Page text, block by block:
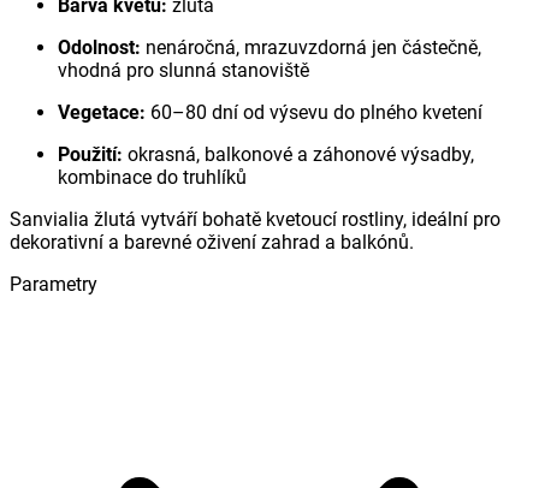
Barva květů: žlutá
Odolnost: nenáročná, mrazuvzdorná jen částečně,
vhodná pro slunná stanoviště
Vegetace: 60–80 dní od výsevu do plného kvetení
Použití: okrasná, balkonové a záhonové výsadby,
kombinace do truhlíků
Sanvialia žlutá vytváří bohatě kvetoucí rostliny, ideální pro
dekorativní a barevné oživení zahrad a balkónů.
Parametry